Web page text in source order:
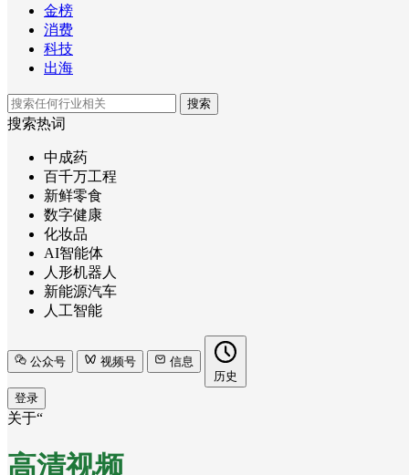
金榜
消费
科技
出海
搜索
搜索热词
中成药
百千万工程
新鲜零食
数字健康
化妆品
AI智能体
人形机器人
新能源汽车
人工智能
公众号 视频号
信息
历史
登录
关于“
高清视频